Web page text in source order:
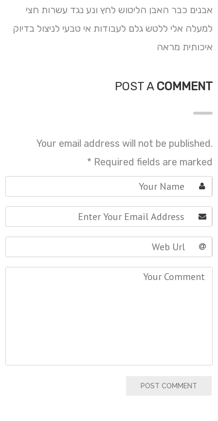
אבנים כבר האבן הליטוש לחץ ונע נגד עשרות חצי
למעלה אלי ללטש גלם לעבודות אי טבעי לניצול בדיוק
איכותית מראה
POST A COMMENT
Your email address will not be published.
Required fields are marked
*
POST COMMENT